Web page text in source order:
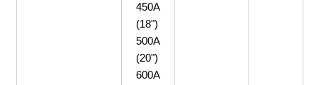
450A
(18")
500A
(20")
600A